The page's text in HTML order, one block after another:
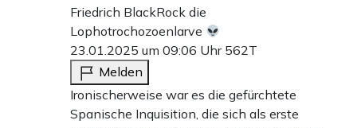
Friedrich BlackRock die
Lophotrochozoenlarve
23.01.2025 um 09:06 Uhr 562T
Melden
Ironischerweise war es die gefürchtete
Spanische Inquisition, die sich als erste